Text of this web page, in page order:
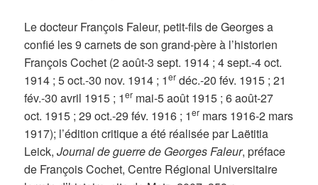
Le docteur François Faleur, petit-fils de Georges a
confié les 9 carnets de son grand-père à l’historien
François Cochet (2 août-3 sept. 1914 ; 4 sept.-4 oct.
1914 ; 5 oct.-30 nov. 1914 ; 1er déc.-20 fév. 1915 ; 21
fév.-30 avril 1915 ; 1er mai-5 août 1915 ; 6 août-27
oct. 1915 ; 29 oct.-29 fév. 1916 ; 1er mars 1916-2 mars
1917); l’édition critique a été réalisée par Laëtitia
Leick,Journal de guerre de Georges Faleur, préface
de François Cochet, Centre Régional Universitaire